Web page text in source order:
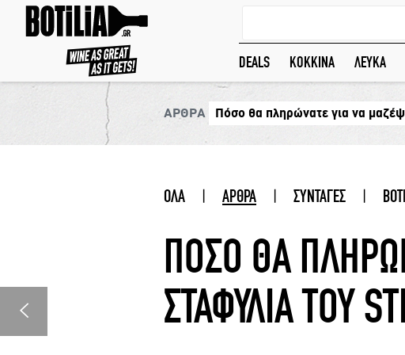
DEALS ΚΟΚΚΙΝΑ ΛΕΥΚΑ
ΑΡΘΡΑ Πόσο θα πληρώνατε για να
ΟΛΑ | ΑΡΘΡΑ | ΣΥΝΤΑΓΕΣ |
ΠΟΣΟ ΘΑ
ΣΤΑΦΥΛΙΑ ΤΟΥ